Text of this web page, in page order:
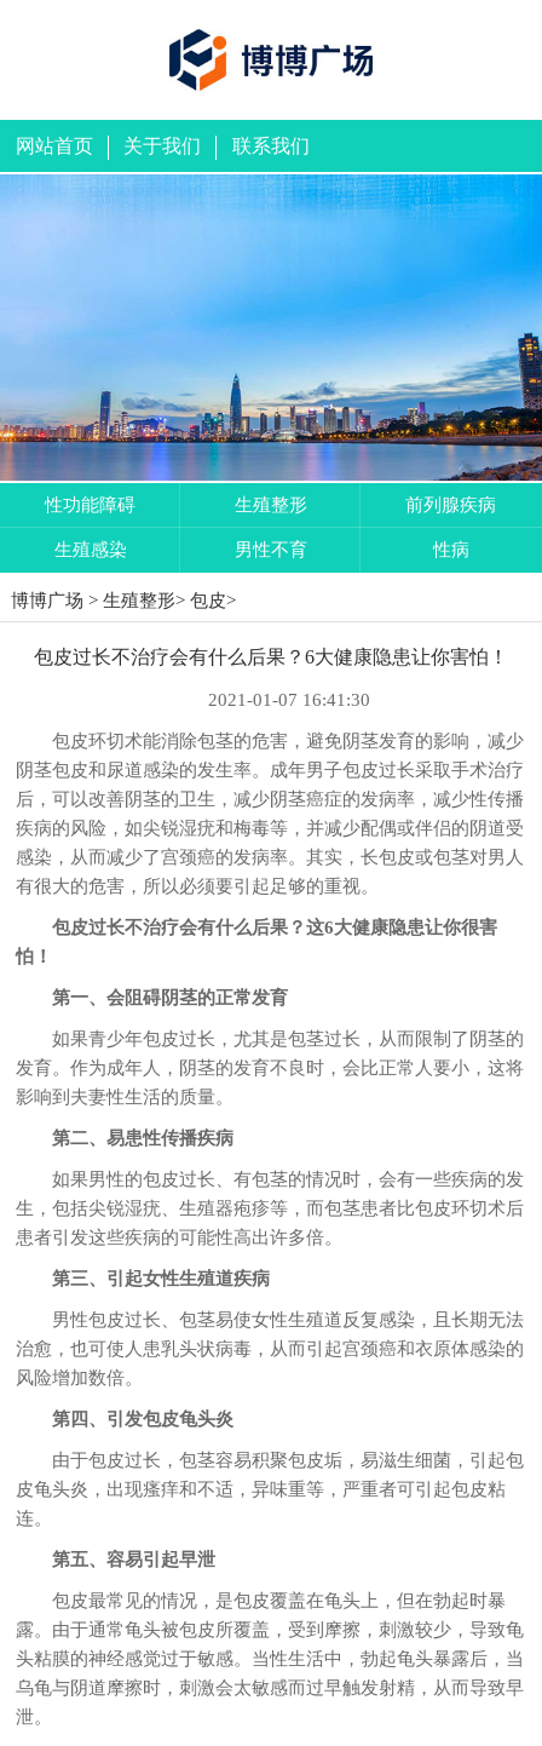
网站首页 关于我们 联系我们
性功能障碍 生殖整形 前列腺疾病
生殖感染 男性不育 性病
博博广场 > 生殖整形> 包皮>
包皮过长不治疗会有什么后果？6大健康隐患让你害怕！
2021-01-07 16:41:30
包皮环切术能消除包茎的危害，避免阴茎发育的影响，减少
阴茎包皮和尿道感染的发生率。成年男子包皮过长采取手术治疗
后，可以改善阴茎的卫生，减少阴茎癌症的发病率，减少性传播
疾病的风险，如尖锐湿疣和梅毒等，并减少配偶或伴侣的阴道受
感染，从而减少了宫颈癌的发病率。其实，长包皮或包茎对男人
有很大的危害，所以必须要引起足够的重视。
包皮过长不治疗会有什么后果？这6大健康隐患让你很害
怕！
第一、会阻碍阴茎的正常发育
如果青少年包皮过长，尤其是包茎过长，从而限制了阴茎的
发育。作为成年人，阴茎的发育不良时，会比正常人要小，这将
影响到夫妻性生活的质量。
第二、易患性传播疾病
如果男性的包皮过长、有包茎的情况时，会有一些疾病的发
生，包括尖锐湿疣、生殖器疱疹等，而包茎患者比包皮环切术后
患者引发这些疾病的可能性高出许多倍。
第三、引起女性生殖道疾病
男性包皮过长、包茎易使女性生殖道反复感染，且长期无法
治愈，也可使人患乳头状病毒，从而引起宫颈癌和衣原体感染的
风险增加数倍。
第四、引发包皮龟头炎
由于包皮过长，包茎容易积聚包皮垢，易滋生细菌，引起包
皮龟头炎，出现瘙痒和不适，异味重等，严重者可引起包皮粘
连。
第五、容易引起早泄
包皮最常见的情况，是包皮覆盖在龟头上，但在勃起时暴
露。由于通常龟头被包皮所覆盖，受到摩擦，刺激较少，导致龟
头粘膜的神经感觉过于敏感。当性生活中，勃起龟头暴露后，当
乌龟与阴道摩擦时，刺激会太敏感而过早触发射精，从而导致早
泄。